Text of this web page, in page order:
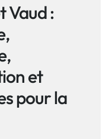
Vaud :
et
pour la